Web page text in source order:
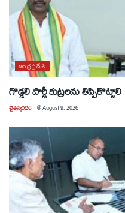
ఆంధ్రప్రదేశ్
గొడ్డలి పార్టీ కుట్రలను తిప్పికొట్టాలి
చైతన్యరధం @August 9, 2026